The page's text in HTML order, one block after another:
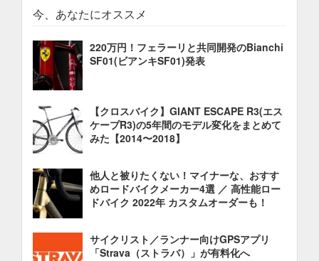
今、あなたにオススメ
220万円！フェラーリと共同開発のBianchi
SF01(ビアンキSF01)発表
【クロスバイク】GIANT ESCAPE R3(エス
ケープR3)の5年間のモデル変化をまとめて
みた【2014〜2018】
他人と被りたくない！マイナーな、おすす
めロードバイクメーカー4選 ／ 高性能ロー
ドバイク 2022年 カスタムオーダーも！
サイクリスト／ランナー向けGPSアプリ
「Strava（ストラバ）」が有料化へ